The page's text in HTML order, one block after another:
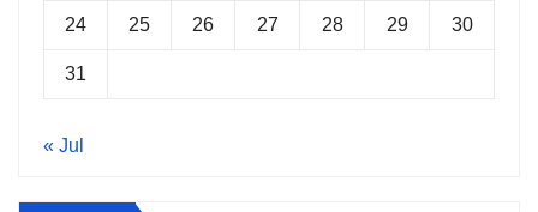
24 25 26 27 28 29 30
31
« Jul